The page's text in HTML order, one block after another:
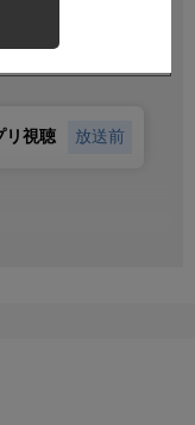
リ視聴 放送前